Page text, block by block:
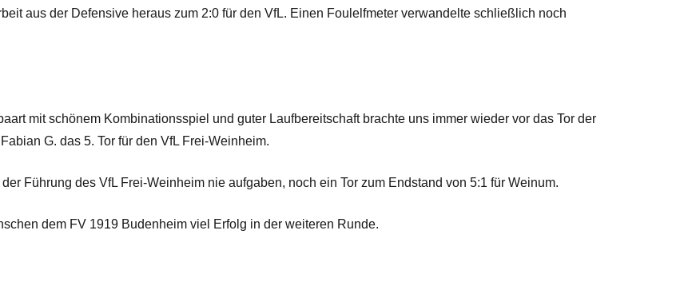
aus der Defensive heraus zum 2:0 für den VfL. Einen Foulelfmeter verwandelte schließlich noch
mit schönem Kombinationsspiel und guter Laufbereitschaft brachte uns immer wieder vor das Tor der
G. das 5. Tor für den VfL Frei-Weinheim.
Führung des VfL Frei-Weinheim nie aufgaben, noch ein Tor zum Endstand von 5:1 für Weinum.
dem FV 1919 Budenheim viel Erfolg in der weiteren Runde.